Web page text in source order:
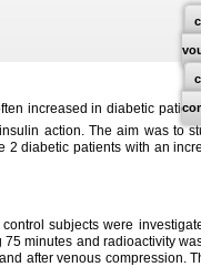
increased in diabetic
action. The aim was to
diabetic patients with an
subjects were
minutes and radioactivity
after venous compression.